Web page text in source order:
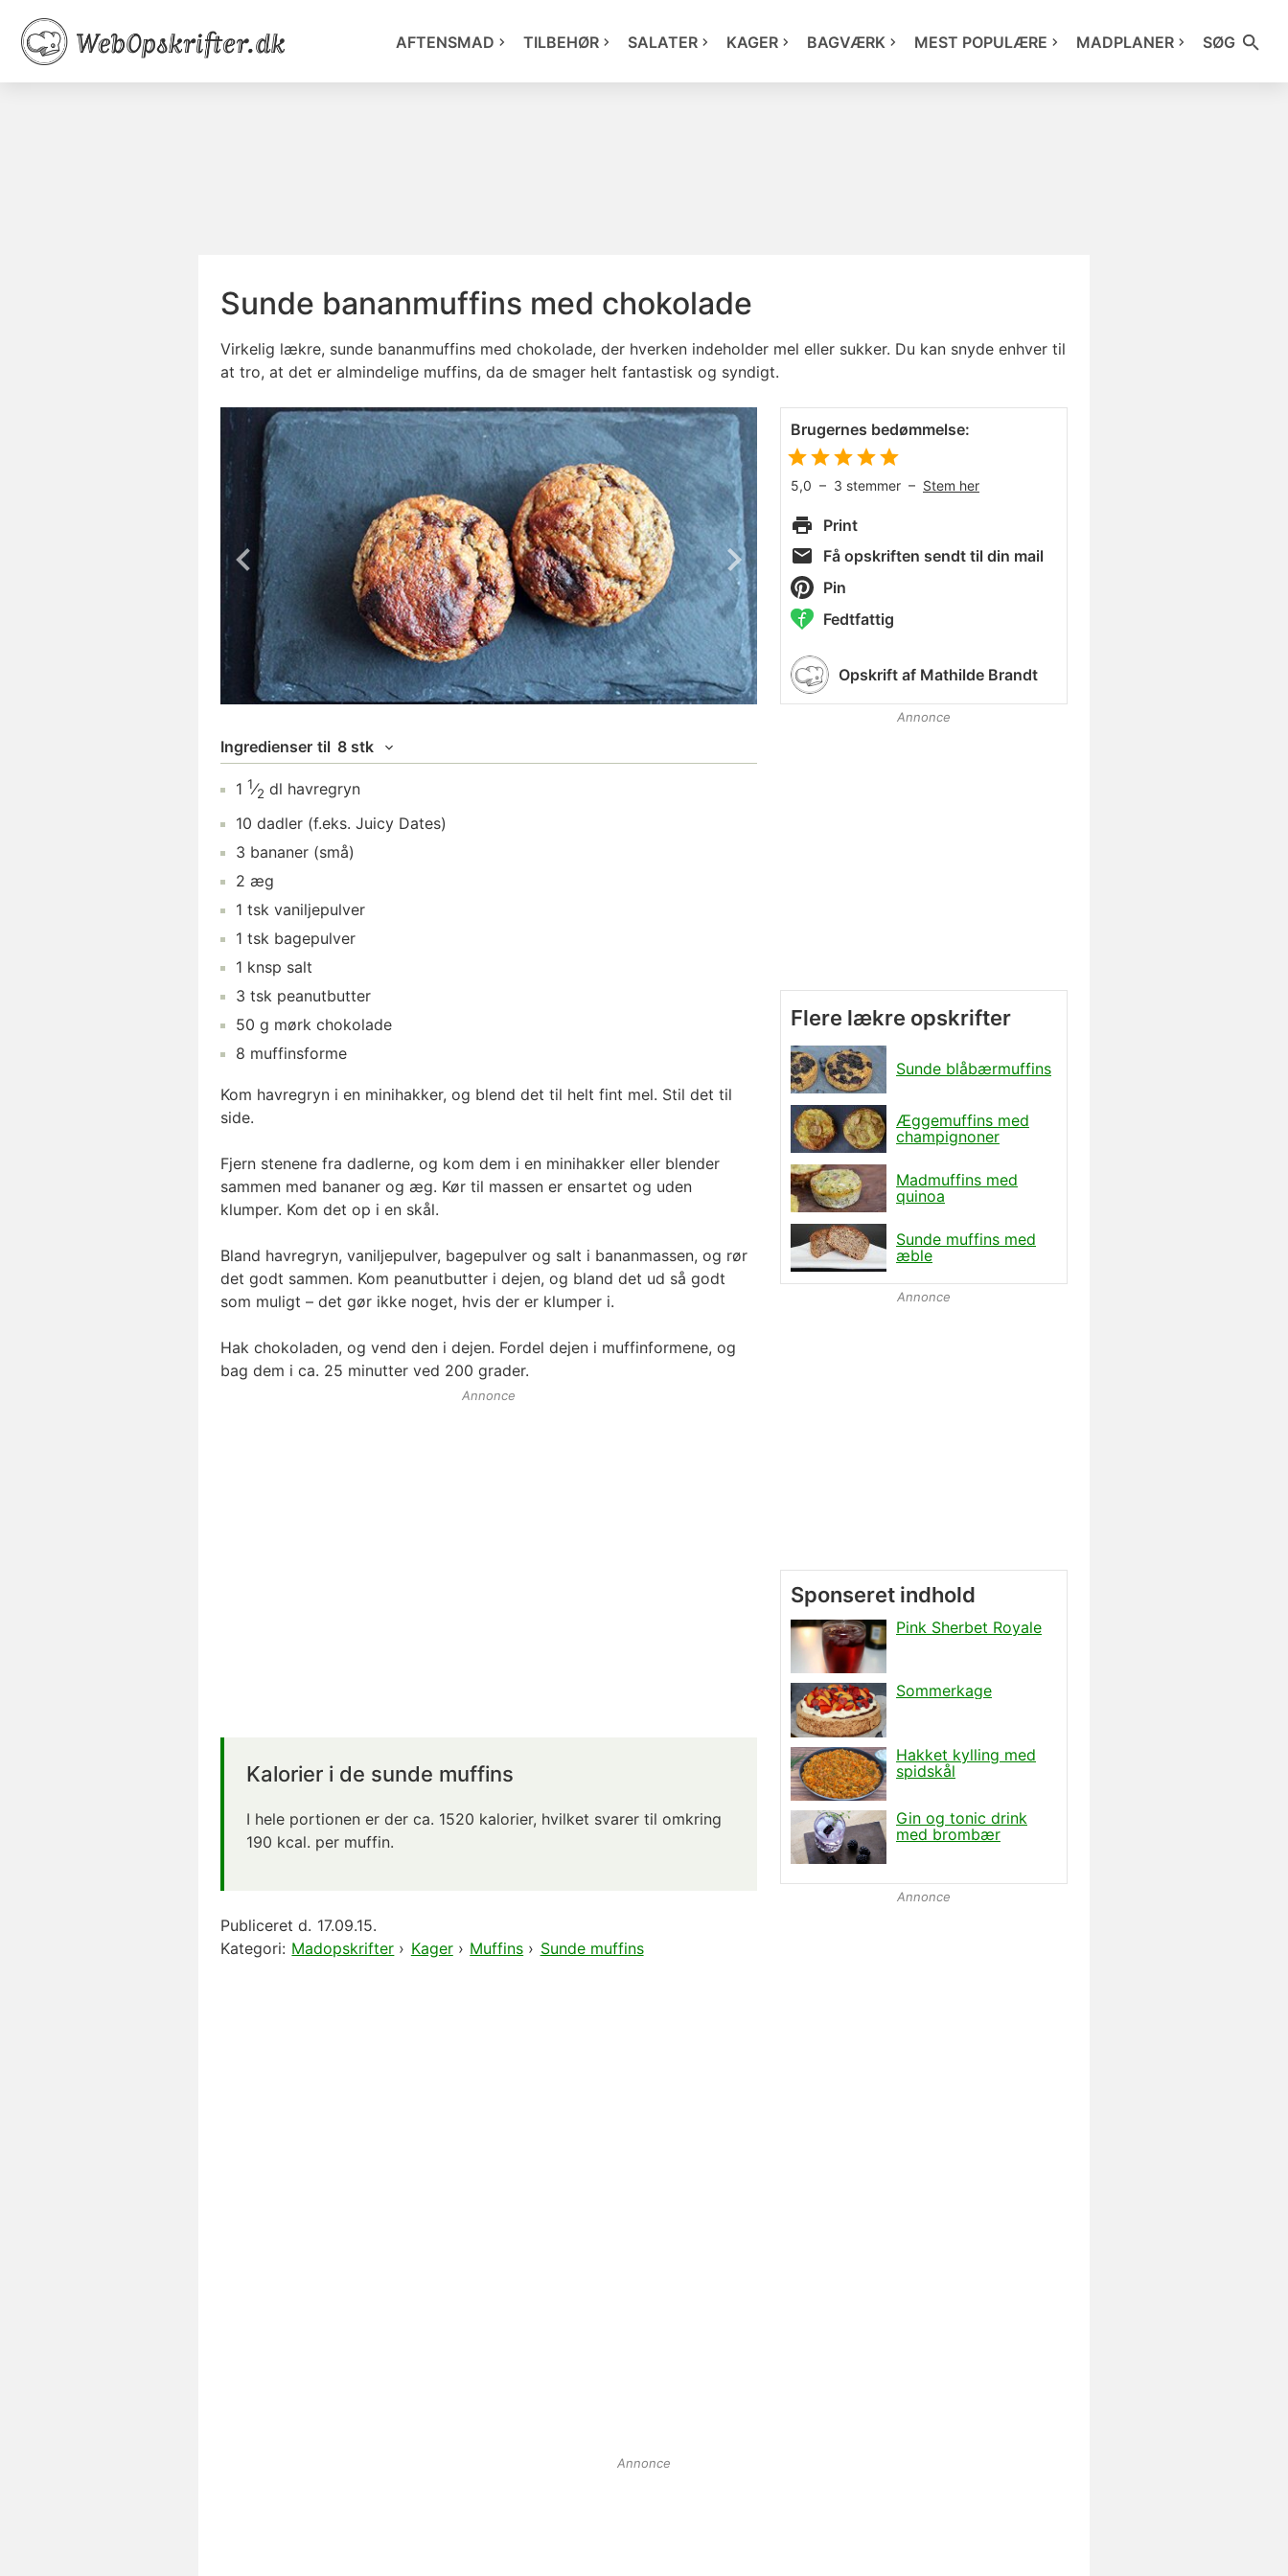
AFTENSMAD TILBEHØR SALATER KAGER BAGVÆRK MEST POPULÆRE MADPLANER SØG
Sunde bananmuffins med chokolade
Virkelig lækre, sunde bananmuffins med chokolade, der hverken indeholder mel eller sukker. Du kan snyde enhver til
at tro, at det er almindelige muffins, da de smager helt fantastisk og syndigt.
Ingredienser til 8 stk
1 1⁄2 dl havregryn
10 dadler (f.eks. Juicy Dates)
3 bananer (små)
2 æg
1 tsk vaniljepulver
1 tsk bagepulver
1 knsp salt
3 tsk peanutbutter
50 g mørk chokolade
8 muffinsforme
Kom havregryn i en minihakker, og blend det til helt fint mel. Stil det til
side.
Fjern stenene fra dadlerne, og kom dem i en minihakker eller blender
sammen med bananer og æg. Kør til massen er ensartet og uden
klumper. Kom det op i en skål.
Bland havregryn, vaniljepulver, bagepulver og salt i bananmassen, og rør
det godt sammen. Kom peanutbutter i dejen, og bland det ud så godt
som muligt – det gør ikke noget, hvis der er klumper i.
Hak chokoladen, og vend den i dejen. Fordel dejen i muffinformene, og
bag dem i ca. 25 minutter ved 200 grader.
Annonce
Kalorier i de sunde muffins
I hele portionen er der ca. 1520 kalorier, hvilket svarer til omkring
190 kcal. per muffin.
Publiceret d. 17.09.15.
Kategori: Madopskrifter › Kager› Muffins › Sunde muffins
Brugernes bedømmelse:
5,0 – 3 stemmer – Stem her
Print
Få opskriften sendt til din mail
Pin
Fedtfattig
Opskrift af Mathilde Brandt
Annonce
Flere lækre opskrifter
Sunde blåbærmuffins
Æggemuffins med
champignoner
Madmuffins med
quinoa
Sunde muffins med
æble
Annonce
Annonce
Annonce